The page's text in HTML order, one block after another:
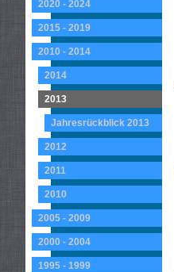
2020 - 2024
2015 - 2019
2010 - 2014
2014
2013
Jahresrückblick 2013
2012
2011
2010
2005 - 2009
2000 - 2004
1995 - 1999